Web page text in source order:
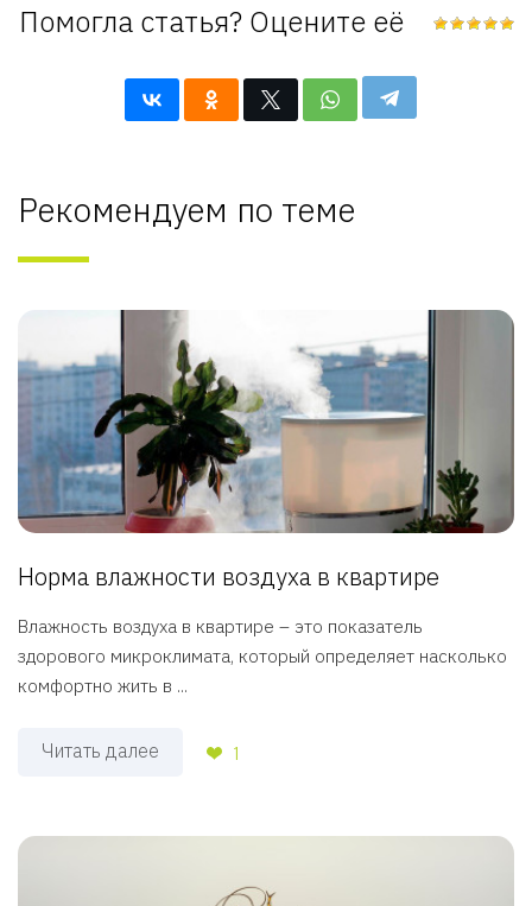
Помогла статья? Оцените её
Рекомендуем по теме
Норма влажности воздуха в квартире
Влажность воздуха в квартире – это показатель
здорового микроклимата, который определяет насколько
комфортно жить в ...
Читать далее 1